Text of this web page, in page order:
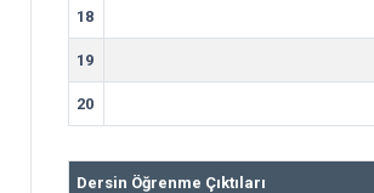
18
19
20
Dersin Öğrenme Çıktıları